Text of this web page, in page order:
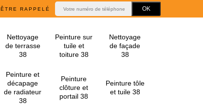
ÊTRE RAPPELÉ
Nettoyage
de terrasse
38
Peinture sur
tuile et
toiture 38
Nettoyage
de façade
38
Peinture et
décapage
de radiateur
38
Peinture
clôture et
portail 38
Peinture tôle
et tuile 38